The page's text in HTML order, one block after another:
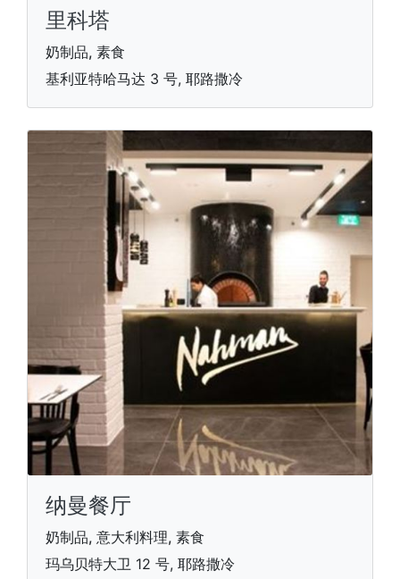
里科塔
奶制品, 素食
基利亚特哈马达 3 号, 耶路撒冷
纳曼餐厅
奶制品, 意大利料理, 素食
玛乌贝特大卫 12 号, 耶路撒冷